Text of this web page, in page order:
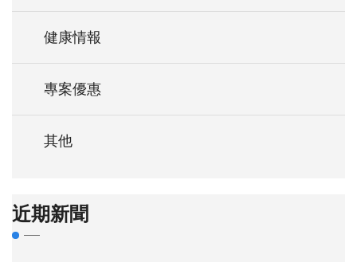
健康情報
專案優惠
其他
近期新聞